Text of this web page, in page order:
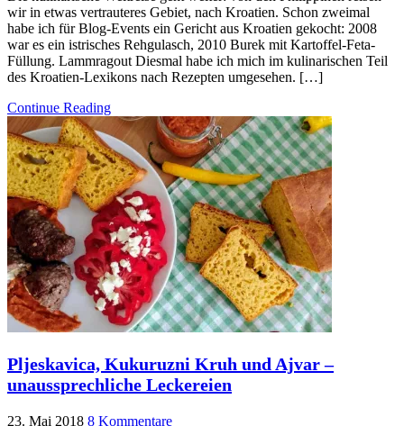
wir in etwas vertrauteres Gebiet, nach Kroatien. Schon zweimal
habe ich für Blog-Events ein Gericht aus Kroatien gekocht: 2008
war es ein istrisches Rehgulasch, 2010 Burek mit Kartoffel-Feta-
Füllung. Lammragout Diesmal habe ich mich im kulinarischen Teil
des Kroatien-Lexikons nach Rezepten umgesehen. […]
Continue Reading
Pljeskavica, Kukuruzni Kruh und Ajvar –
unaussprechliche Leckereien
23. Mai 2018 8 Kommentare